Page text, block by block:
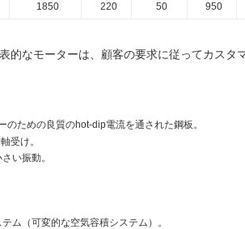
1850 220 50 950
的なモーターは、顧客の要求に従ってカスタ
のための良質のhot-dip電流を通された鋼板。
受け。
い振動。
ム（可変的な空気容積システム）。